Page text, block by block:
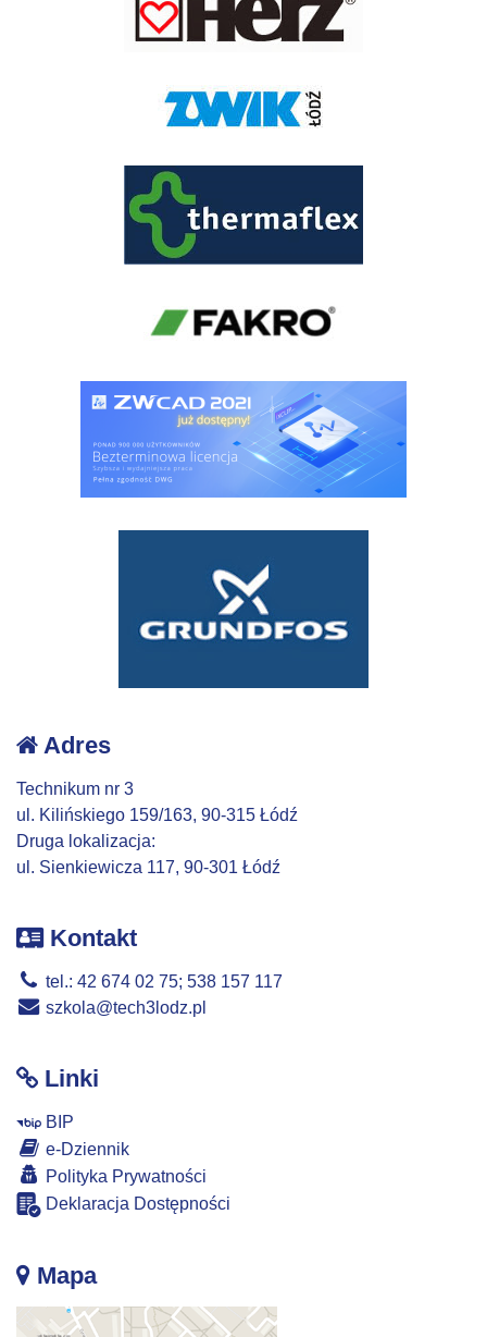
Adres
Technikum nr 3
ul. Kilińskiego 159/163, 90-315 Łódź
Druga lokalizacja:
ul. Sienkiewicza 117, 90-301 Łódź
Kontakt
tel.: 42 674 02 75; 538 157 117
szkola@tech3lodz.pl
Linki
BIP
e-Dziennik
Polityka Prywatności
Deklaracja Dostępności
Mapa